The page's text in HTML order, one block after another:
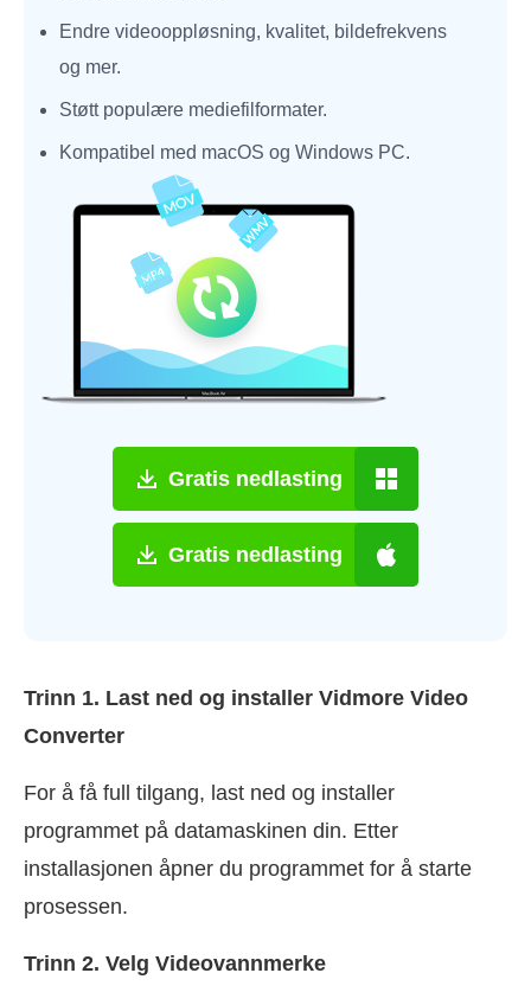
Endre videooppløsning, kvalitet, bildefrekvens
og mer.
Støtt populære mediefilformater.
Kompatibel med macOS og Windows PC.
Gratis nedlasting
Gratis nedlasting
Trinn 1. Last ned og installer Vidmore Video
Converter
For å få full tilgang, last ned og installer
programmet på datamaskinen din. Etter
installasjonen åpner du programmet for å starte
prosessen.
Trinn 2. Velg Videovannmerke